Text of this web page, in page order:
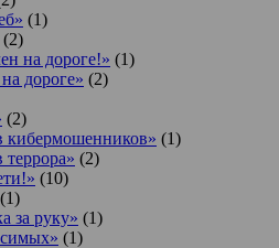
(1)
(2)
на дороге!» (1)
дороге» (2)
(2)
кибермошенников» (1)
террора» (2)
(10)
(1)
за руку» (1)
(1)